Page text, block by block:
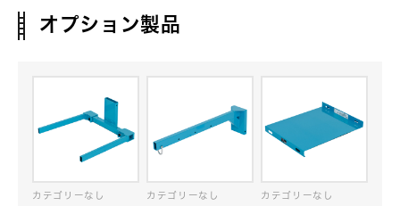
オプション製品
カテゴリーなし カテゴリーなし カテゴリーなし